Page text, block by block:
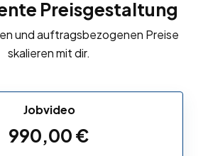
Preisgestaltung
und auftragsbezogenen Preise
skalieren mit dir.
Jobvideo
990,00€